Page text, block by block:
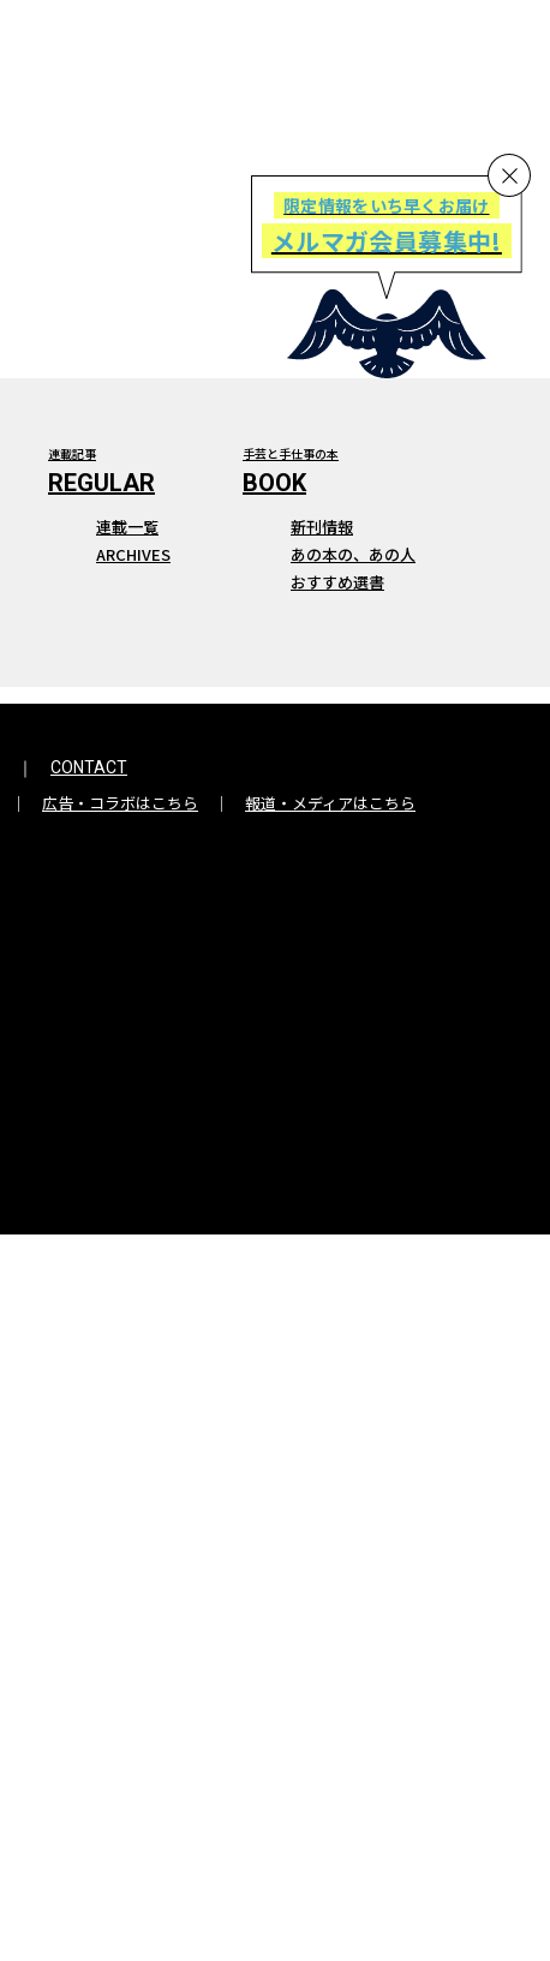
限定情報をいち早くお届け
メルマガ会員募集中!
連載記事
連載一覧
ARCHIVES
手芸と手仕事の本
新刊情報
あの本の、あの人
おすすめ選書
CONTACT
広告・コラボはこちら 報道・メディアはこちら